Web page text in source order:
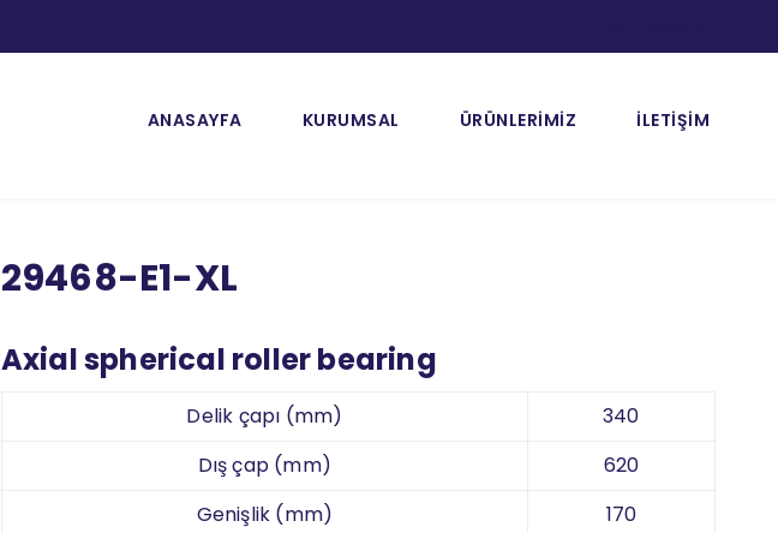
ANASAYFA KURUMSAL ÜRÜNLERİMİZ İLETİŞİM
29468-E1-XL
Axial spherical roller bearing
Delik çapı (mm)
340
Dış çap (mm)
620
Genişlik (mm)
170